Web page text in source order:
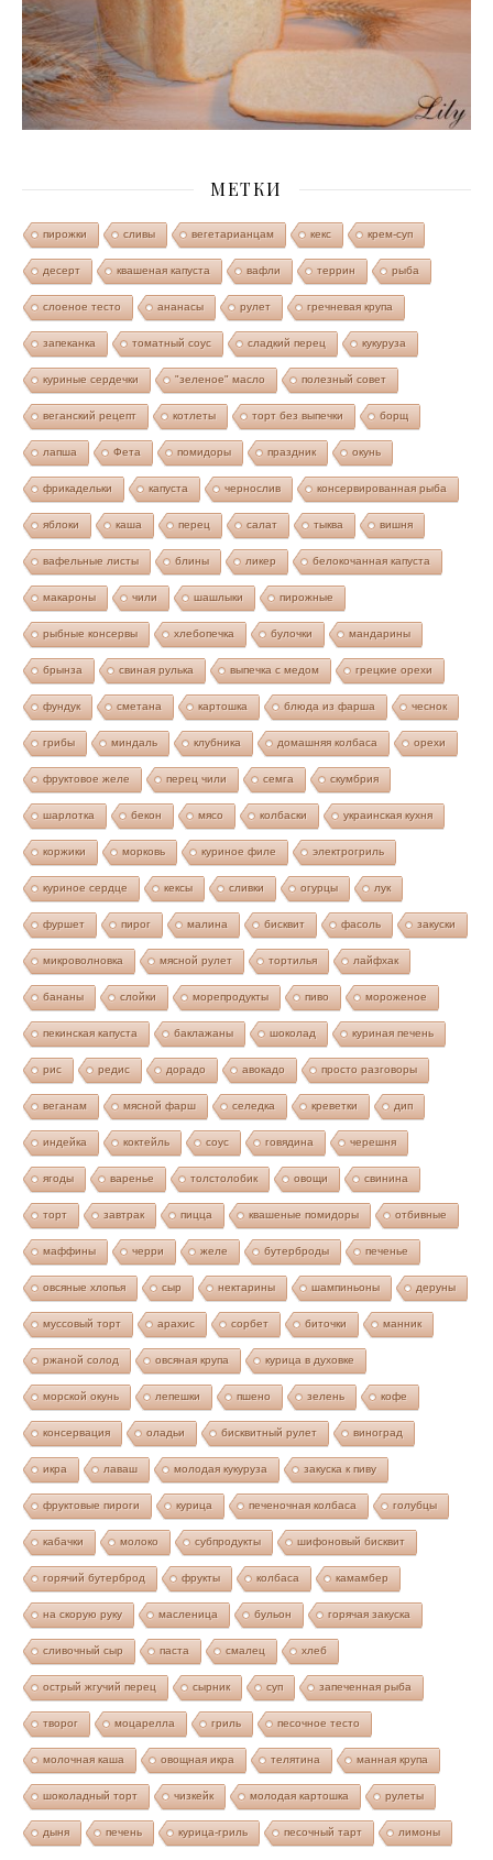
МЕТКИ
пирожки сливы вегетарианцам кекс крем-суп
десерт квашеная капуста вафли террин рыба
слоеное тесто ананасы рулет гречневая крупа
запеканка томатный соус сладкий перец кукуруза
куриные сердечки "зеленое" масло полезный совет
веганский рецепт котлеты торт без выпечки борщ
лапша Фета помидоры праздник окунь
фрикадельки капуста чернослив консервированная рыба
яблоки каша перец салат тыква вишня
вафельные листы блины ликер белокочанная капуста
макароны чили шашлыки пирожные
рыбные консервы хлебопечка булочки мандарины
брынза свиная рулька выпечка с медом грецкие орехи
фундук сметана картошка блюда из фарша чеснок
грибы миндаль клубника домашняя колбаса орехи
фруктовое желе перец чили семга скумбрия
шарлотка бекон мясо колбаски украинская кухня
коржики морковь куриное филе электрогриль
куриное сердце кексы сливки огурцы лук
фуршет пирог малина бисквит фасоль закуски
микроволновка мясной рулет тортилья лайфхак
бананы слойки морепродукты пиво мороженое
пекинская капуста баклажаны шоколад куриная печень
рис редис дорадо авокадо просто разговоры
веганам мясной фарш селедка креветки дип
индейка коктейль соус говядина черешня
ягоды варенье толстолобик овощи свинина
торт завтрак пицца квашеные помидоры отбивные
маффины черри желе бутерброды печенье
овсяные хлопья сыр нектарины шампиньоны деруны
муссовый торт арахис сорбет биточки манник
ржаной солод овсяная крупа курица в духовке
морской окунь лепешки пшено зелень кофе
консервация оладьи бисквитный рулет виноград
икра лаваш молодая кукуруза закуска к пиву
фруктовые пироги курица печеночная колбаса голубцы
кабачки молоко субпродукты шифоновый бисквит
горячий бутерброд фрукты колбаса камамбер
на скорую руку масленица бульон горячая закуска
сливочный сыр паста смалец хлеб
острый жгучий перец сырник суп запеченная рыба
творог моцарелла гриль песочное тесто
молочная каша овощная икра телятина манная крупа
шоколадный торт чизкейк молодая картошка рулеты
дыня печень курица-гриль песочный тарт лимоны